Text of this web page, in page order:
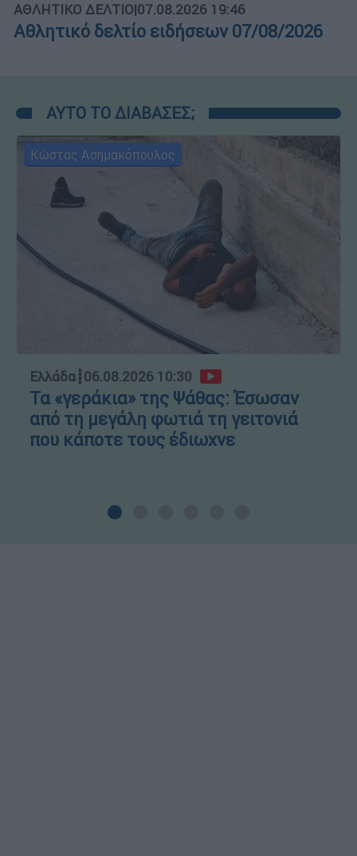
ΑΘΛΗΤΙΚΟ ΔΕΛΤΙΟ|07.08.2026 19:46
Αθλητικό δελτίο ειδήσεων 07/08/2026
ΑΥΤΟ ΤΟ ΔΙΑΒΑΣΕΣ;
Κώστας Ασημακόπουλος
Ελλάδα┋06.08.2026 10:30
Τα «γεράκια» της Ψάθας: Έσωσαν
από τη μεγάλη φωτιά τη γειτονιά
που κάποτε τους έδιωχνε